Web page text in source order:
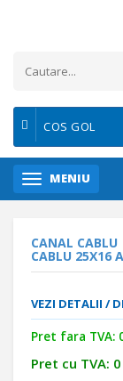
COS GOL
MENIU
CANAL CABLU
CABLU 25X16
VEZI DETALII /
Pret fara TVA:
Pret cu TVA: